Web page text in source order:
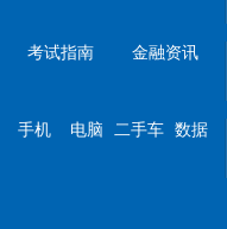
考试指南 金融资讯
手机 电脑 二手车 数据